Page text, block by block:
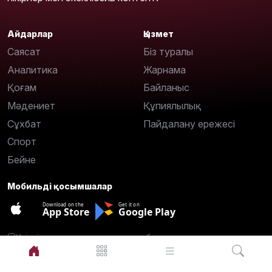
Айдарлар
Саясат
Аналитика
Қоғам
Мәдениет
Сұхбат
Спорт
Бейне
Қызмет
Біз туралы
Жарнама
Байланыс
Құпиялылық
Пайдалану ережесі
Мобильді қосымшалар
Download on the
App Store
Get it on
Google Play
Қауіпсіз орнату, жарнамасыз хабарламалар.